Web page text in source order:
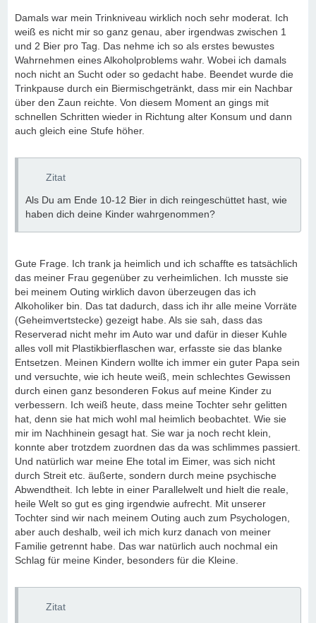
Damals war mein Trinkniveau wirklich noch sehr moderat. Ich
weiß es nicht mir so ganz genau, aber irgendwas zwischen 1
und 2 Bier pro Tag. Das nehme ich so als erstes bewustes
Wahrnehmen eines Alkoholproblems wahr. Wobei ich damals
noch nicht an Sucht oder so gedacht habe. Beendet wurde die
Trinkpause durch ein Biermischgetränkt, dass mir ein Nachbar
über den Zaun reichte. Von diesem Moment an gings mit
schnellen Schritten wieder in Richtung alter Konsum und dann
auch gleich eine Stufe höher.
Zitat
Als Du am Ende 10-12 Bier in dich reingeschüttet hast, wie
haben dich deine Kinder wahrgenommen?
Gute Frage. Ich trank ja heimlich und ich schaffte es tatsächlich
das meiner Frau gegenüber zu verheimlichen. Ich musste sie
bei meinem Outing wirklich davon überzeugen das ich
Alkoholiker bin. Das tat dadurch, dass ich ihr alle meine Vorräte
(Geheimvertstecke) gezeigt habe. Als sie sah, dass das
Reserverad nicht mehr im Auto war und dafür in dieser Kuhle
alles voll mit Plastikbierflaschen war, erfasste sie das blanke
Entsetzen. Meinen Kindern wollte ich immer ein guter Papa sein
und versuchte, wie ich heute weiß, mein schlechtes Gewissen
durch einen ganz besonderen Fokus auf meine Kinder zu
verbessern. Ich weiß heute, dass meine Tochter sehr gelitten
hat, denn sie hat mich wohl mal heimlich beobachtet. Wie sie
mir im Nachhinein gesagt hat. Sie war ja noch recht klein,
konnte aber trotzdem zuordnen das da was schlimmes passiert.
Und natürlich war meine Ehe total im Eimer, was sich nicht
durch Streit etc. äußerte, sondern durch meine psychische
Abwendtheit. Ich lebte in einer Parallelwelt und hielt die reale,
heile Welt so gut es ging irgendwie aufrecht. Mit unserer
Tochter sind wir nach meinem Outing auch zum Psychologen,
aber auch deshalb, weil ich mich kurz danach von meiner
Familie getrennt habe. Das war natürlich auch nochmal ein
Schlag für meine Kinder, besonders für die Kleine.
Zitat